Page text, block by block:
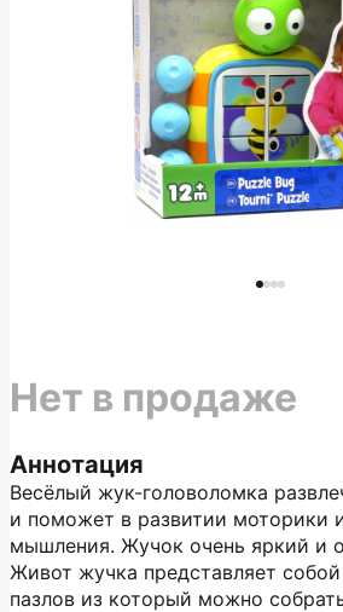
Аннотация
Весёлый жук-головоломка
и поможет в развитии моторики
мышления. Жучок очень яркий и
Живот жучка представляет
пазлов из который можно
Нет в продаже